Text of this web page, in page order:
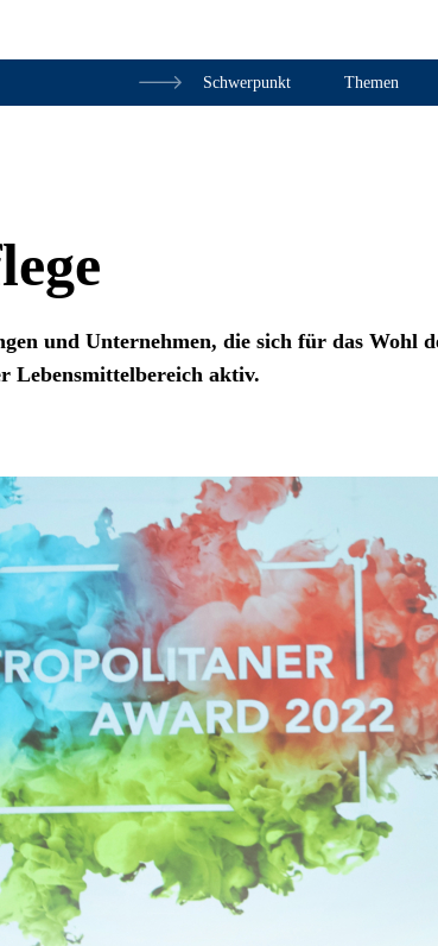
Schwerpunkt Themen
und Unternehmen, die sich für das Wohl
Lebensmittelbereich aktiv.